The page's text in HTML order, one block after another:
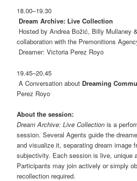
18.00–19.30
Dream Archive: Live Collection
Hosted by Andrea Božić, Billy Mullaney
collaboration with the Premonitions
Dreamer: Victoria Perez Royo
19.45–20.45
A Conversation about Dreaming
Perez Royo
About the session:
Dream Archive: Live Collection is a
session. Several Agents guide the
and visualize it, separating dream image
subjectivity. Each session is live, unique
Participants may join actively or simply
recollection required.